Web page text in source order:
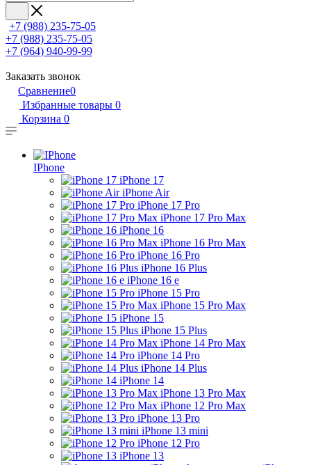
+7 (988) 235-75-05
+7 (988) 235-75-05
+7 (964) 940-99-99
Заказать звонок
Сравнение0
Избранные товары 0
Корзина 0
IPhone
iPhone 17
iPhone Air
iPhone 17 Pro
iPhone 17 Pro Max
iPhone 16
iPhone 16 Pro Max
iPhone 16 Pro
iPhone 16 Plus
iPhone 16 e
iPhone 15 Pro
iPhone 15 Pro Max
iPhone 15
iPhone 15 Plus
iPhone 14 Pro Max
iPhone 14 Pro
iPhone 14 Plus
iPhone 14
iPhone 13 Pro Max
iPhone 12 Pro Max
iPhone 13 Pro
iPhone 13 mini
iPhone 12 Pro
iPhone 13